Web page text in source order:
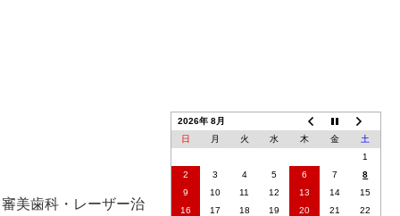
美歯科・レーザー治
2026年 8月
日
月 火 水 木 金
土
1
2
3 4 5 6 7
8
9
10 11 12 13 14
15
16
17 18 19 20 21
22